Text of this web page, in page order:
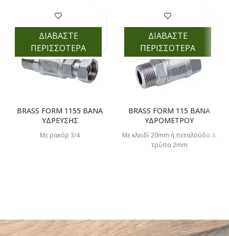
BRASS FORM 1155 ΒΑΝΑ
ΥΔΡΕΥΣΗΣ
Με ρακόρ 3/4
ΔΙΑΒΑΣΤΕ
ΠΕΡΙΣΣΟΤΕΡΑ
BRASS FORM 115 ΒΑΝΑ
ΥΔΡΟΜΕΤΡΟΥ
Με κλειδί 20mm ή πεταλούδα &
τρύπα 2mm
ΔΙΑΒΑΣΤΕ
ΠΕΡΙΣΣΟΤΕΡΑ